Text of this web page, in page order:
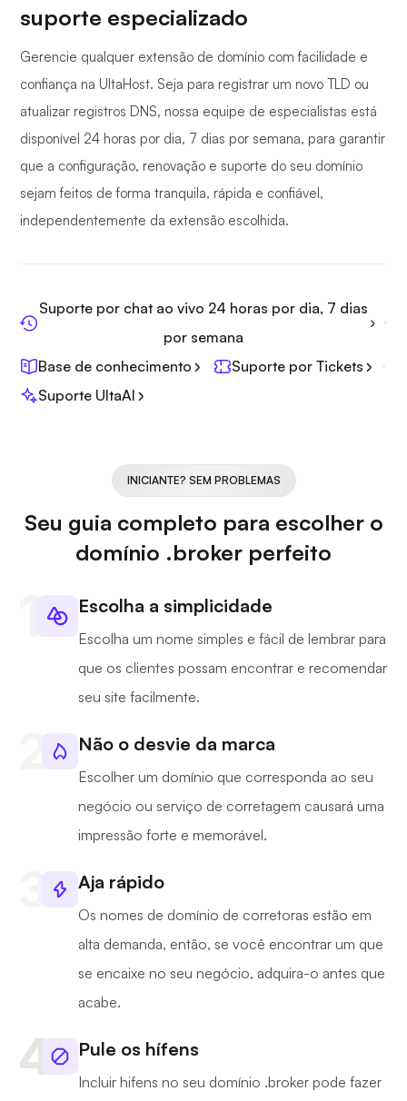
suporte especializado
Gerencie qualquer extensão de domínio com facilidade e
confiança na UltaHost. Seja para registrar um novo TLD ou
atualizar registros DNS, nossa equipe de especialistas está
disponível 24 horas por dia, 7 dias por semana, para garantir
que a configuração, renovação e suporte do seu domínio
sejam feitos de forma tranquila, rápida e confiável,
independentemente da extensão escolhida.
Suporte por chat ao vivo 24 horas por dia, 7 dias
por semana
Base de conhecimento
Suporte por Tickets
Suporte UltaAI
INICIANTE? SEM PROBLEMAS
Seu guia completo para escolher o
domínio .broker perfeito
Escolha a simplicidade
Escolha um nome simples e fácil de lembrar para
que os clientes possam encontrar e recomendar
seu site facilmente.
Não o desvie da marca
Escolher um domínio que corresponda ao seu
negócio ou serviço de corretagem causará uma
impressão forte e memorável.
Aja rápido
Os nomes de domínio de corretoras estão em
alta demanda, então, se você encontrar um que
se encaixe no seu negócio, adquira-o antes que
acabe.
Pule os hífens
Incluir hifens no seu domínio .broker pode fazer